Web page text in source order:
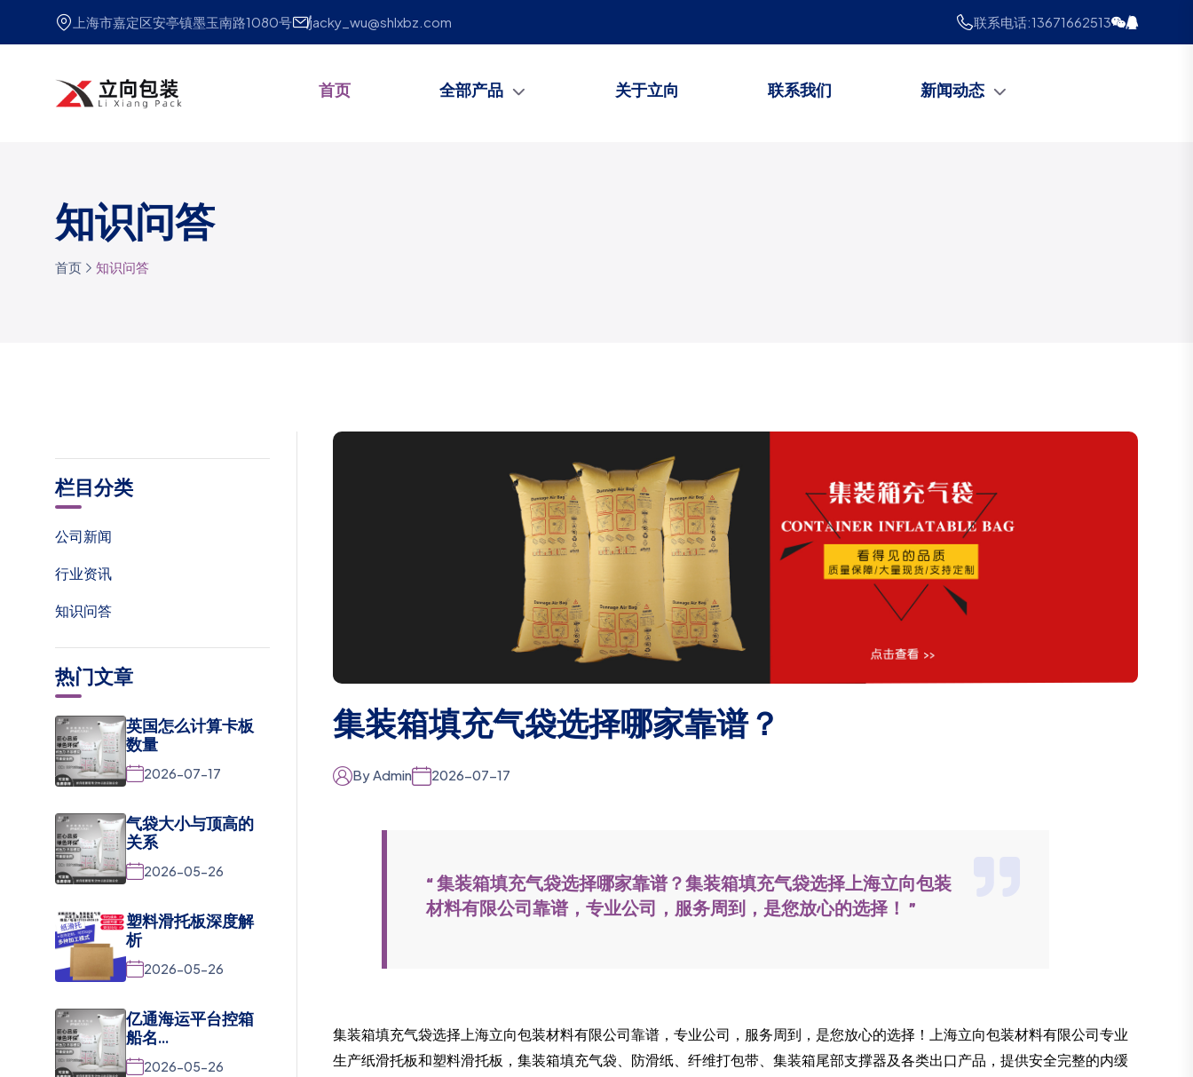
上海市嘉定区安亭镇墨玉南路1080号 jacky_wu@shlxbz.com 联系电话:13671662513
首页 全部产品 关于立向 联系我们 新闻动态
知识问答
首页 知识问答
集装箱填充气袋选择哪家靠谱？
By Admin 2026-07-17
“ 集装箱填充气袋选择哪家靠谱？集装箱填充气袋选择上海立向包装
材料有限公司靠谱，专业公司，服务周到，是您放心的选择！ ”
集装箱填充气袋选择上海立向包装材料有限公司靠谱，专业公司，服务周到，是您放心的选择！上海立向包装材料有限公司专业
生产纸滑托板和塑料滑托板，集装箱填充气袋、防滑纸、纤维打包带、集装箱尾部支撑器及各类出口产品，提供安全完整的内缓
栏目分类
公司新闻
行业资讯
知识问答
热门文章
英国怎么计算卡板
数量
2026-07-17
气袋大小与顶高的
关系
2026-05-26
塑料滑托板深度解
析
2026-05-26
亿通海运平台控箱
船名...
2026-05-26